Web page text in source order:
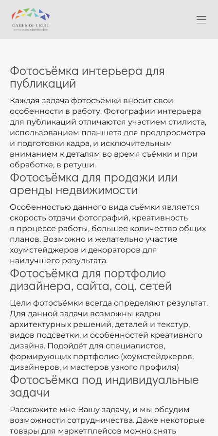
Фотосъёмка интерьера для
публикаций
Каждая задача фотосъёмки вносит свои
особенности в работу. Фотографии интерьера
для публикаций отличаются участием стилиста,
использованием планшета для предпросмотра
и подготовки кадра, и исключительным
вниманием к деталям во время съёмки и при
обработке, в ретуши.
Фотосъёмка для продажи или
аренды недвижимости
Особенностью данного вида съёмки является
скорость отдачи фотографий, креативность
в процессе работы, большее количество общих
планов. Возможно и желательно участие
хоумстейджеров и декораторов для
наилучшего результата.
Фотосъёмка для портфолио
дизайнера, сайта, соц. сетей
Цели фотосъёмки всегда определяют результат.
Для данной задачи возможны кадры
архитектурных решений, деталей и текстур,
видов подсветки, и особенностей креативного
дизайна. Подойдёт для специалистов,
формирующих портфолио (хоумстейджеров,
дизайнеров, и мастеров узкого профиля)
Фотосъёмка под индивидуальные
задачи
Расскажите мне Вашу задачу, и мы обсудим
возможности сотрудничества. Даже некоторые
товары для маркетплейсов можно снять